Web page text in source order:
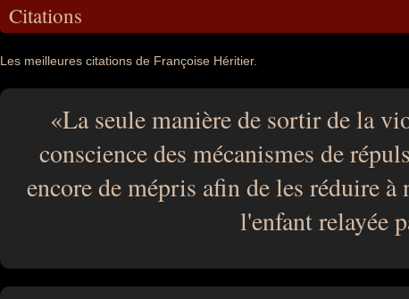
Citations
Les meilleures citations de Françoise Héritier.
La seule manière de sortir de la
conscience des mécanismes de
encore de mépris afin de les réduire à
l'enfant relayée